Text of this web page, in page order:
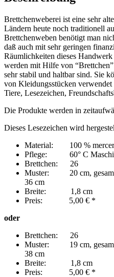
Brettchenweberei ist eine sehr
Ländern heute noch traditionell
Brettchenweben benötigt man
daß auch mit sehr geringen
Räumlichkeiten dieses
werden mit Hilfe von
sehr stabil und haltbar sind. Sie
von Kleidungsstücken
Tiere, Lesezeichen,
Die Produkte werden in
Dieses Lesezeichen wird
Material: 100 %
Pflege: 60° C
Brettchen: 26
Muster: 20 cm,
36 cm
Breite: 1,8 cm
Preis: 5,00 € *
oder
Brettchen: 26
Muster: 19 cm,
38 cm
Breite: 1,8 cm
Preis: 5,00 € *